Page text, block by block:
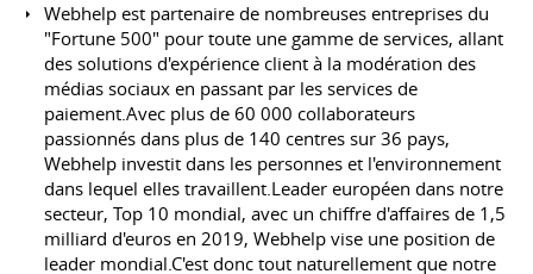
Webhelp est partenaire de nombreuses entreprises du
"Fortune 500" pour toute une gamme de services, allant
des solutions d'expérience client à la modération des
médias sociaux en passant par les services de
paiement.Avec plus de 60 000 collaborateurs
passionnés dans plus de 140 centres sur 36 pays,
Webhelp investit dans les personnes et l'environnement
dans lequel elles travaillent.Leader européen dans notre
secteur, Top 10 mondial, avec un chiffre d'affaires de 1,5
milliard d'euros en 2019, Webhelp vise une position de
leader mondial.C'est donc tout naturellement que notre